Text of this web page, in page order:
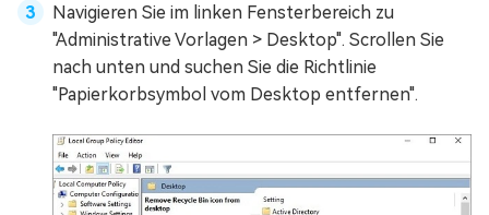
Navigieren Sie im linken Fensterbereich zu
"Administrative Vorlagen > Desktop". Scrollen Sie
nach unten und suchen Sie die Richtlinie
"Papierkorbsymbol vom Desktop entfernen".